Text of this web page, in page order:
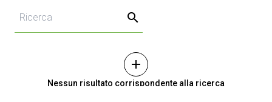
Blog
Media
search
add
Nessun risultato corrispondente alla ricerca